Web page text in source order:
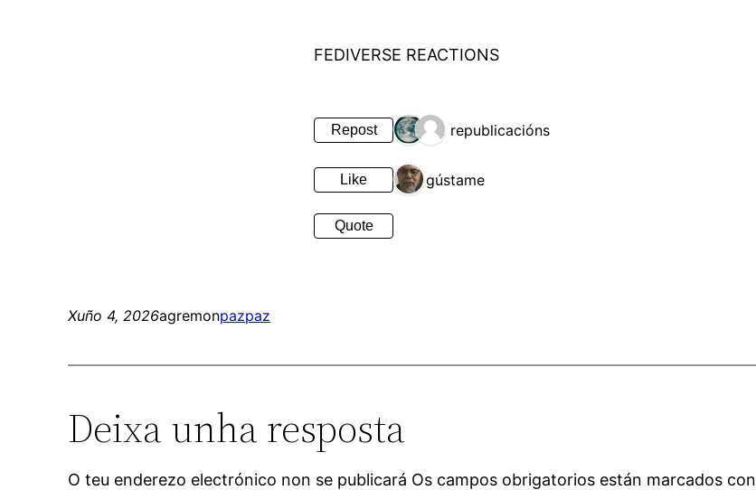
FEDIVERSE REACTIONS
Repost 2 republicacións
Like 1 gústame
Quote
Xuño 4, 2026agremonpazpaz
Deixa unha resposta
O teu enderezo electrónico non se publicará Os campos obrigatorios están marcados con